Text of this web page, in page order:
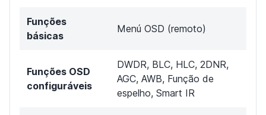
Funções
básicas
Menú OSD (remoto)
Funções OSD
configuráveis
DWDR, BLC, HLC, 2DNR,
AGC, AWB, Função de
espelho, Smart IR